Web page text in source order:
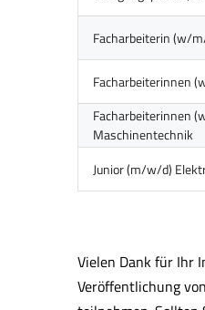
Facharbeiterin (w/
Facharbeiterinnen
Facharbeiterinnen
Maschinentechnik
Junior (m/w/d)
Vielen Dank für Ihr
Veröffentlichung